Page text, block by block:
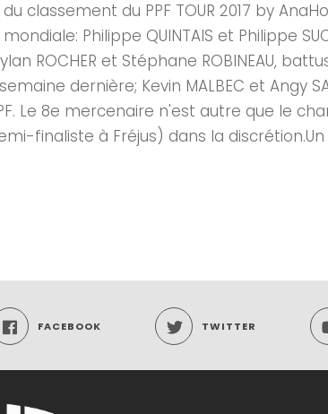
du PPF TOUR 2017 by
Philippe QUINTAIS et Philippe
ROCHER et Stéphane ROBINEAU,
dernière; Kevin MALBEC et Angy
Le 8e mercenaire n'est autre que le
finaliste à Fréjus) dans la discrétion.Un
FACEBOOK TWITTER